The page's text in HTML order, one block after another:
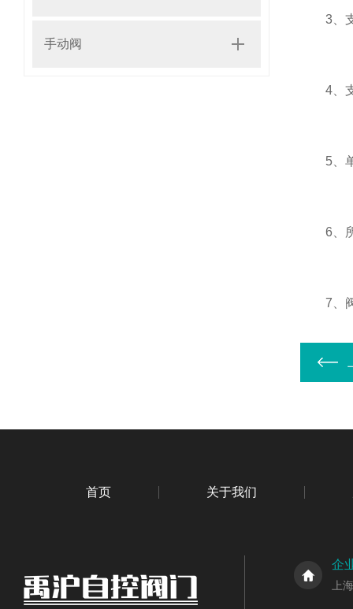
手动阀
3、支
4、支
5、单
6、所
7、阀
首页 关于我们
企
上